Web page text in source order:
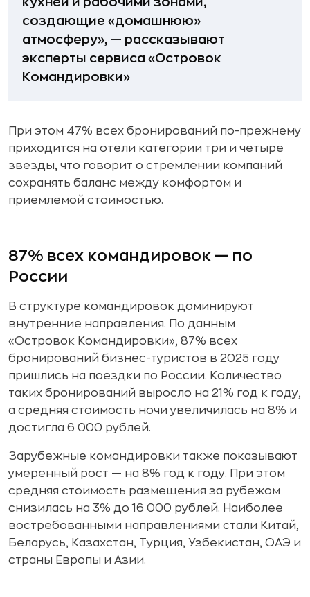
создающие «домашнюю»
атмосферу», — рассказывают
эксперты сервиса «Островок
Командировки»
При этом 47% всех бронирований по-прежнему
приходится на отели категории три и четыре
звезды, что говорит о стремлении компаний
сохранять баланс между комфортом и
приемлемой стоимостью.
87% всех командировок — по
России
В структуре командировок доминируют
внутренние направления. По данным
«Островок Командировки», 87% всех
бронирований бизнес-туристов в 2025 году
пришлись на поездки по России. Количество
таких бронирований выросло на 21% год к году,
а средняя стоимость ночи увеличилась на 8% и
достигла 6 000 рублей.
Зарубежные командировки также показывают
умеренный рост — на 8% год к году. При этом
средняя стоимость размещения за рубежом
снизилась на 3% до 16 000 рублей. Наиболее
востребованными направлениями стали Китай,
Беларусь, Казахстан, Турция, Узбекистан, ОАЭ и
страны Европы и Азии.